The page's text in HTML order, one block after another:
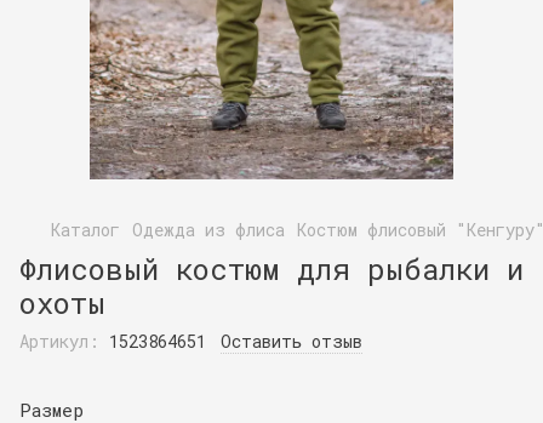
Каталог Одежда из флиса Костюм флисовый
Флисовый костюм для рыбалки и
охоты
Артикул: 1523864651 Оставить отзыв
Размер